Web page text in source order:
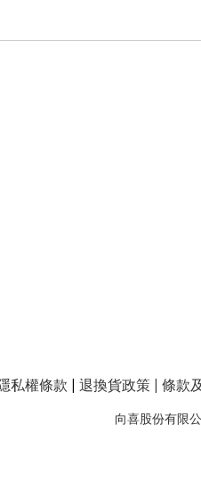
私權條款 退換貨政策 條款
向喜股份有限